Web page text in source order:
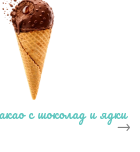
с шоколад и ядки